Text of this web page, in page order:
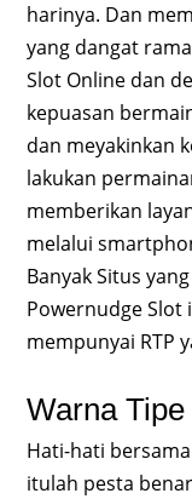
harinya. Dan
yang dangat
Slot Online dan
kepuasan
dan meyakinkan
lakukan
memberikan
melalui
Banyak Situs
Powernudge
mempunyai RTP
Warna
Hati-hati
itulah pesta